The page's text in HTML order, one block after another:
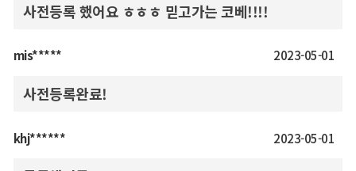
사전등록 했어요 ㅎㅎㅎ 믿고가는 코베!!!!
mis***** 2023-05-01
사전등록완료!
khj****** 2023-05-01